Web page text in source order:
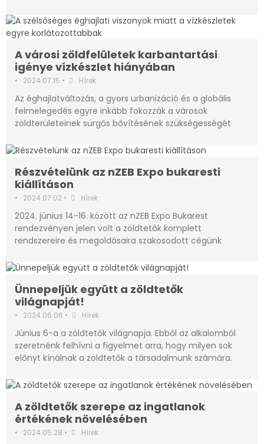
A városi zöldfelületek karbantartási
igénye vízkészlet hiányában
• 2024.07.15 • Hírek
Az éghajlatváltozás, a gyors urbanizáció és a globális
felmelegedés egyre inkább fokozzák a városok
zöldterületeinek sürgős bővítésének szükségességét
Részvételünk az nZEB Expo bukaresti
kiállításon
• 2024.07.02 • Hírek
2024. június 14-16. között az nZEB Expo Bukarest
rendezvényen jelen volt a zöldtetők komplett
rendszereire és megoldásaira szakosodott cégünk
Ünnepeljük együtt a zöldtetők
világnapját!
• 2024.06.06 • Hírek
Június 6-a a zöldtetők világnapja. Ebből az alkalomból
szeretnénk felhívni a figyelmet arra, hogy milyen sok
előnyt kínálnak a zöldtetők a társadalmunk számára.
A zöldtetők szerepe az ingatlanok
értékének növelésében
• 2024.05.28 • Hírek